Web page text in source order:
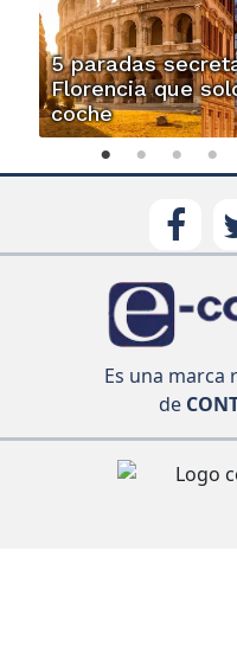
5 paradas
Florencia que
coche
Es una marca
de